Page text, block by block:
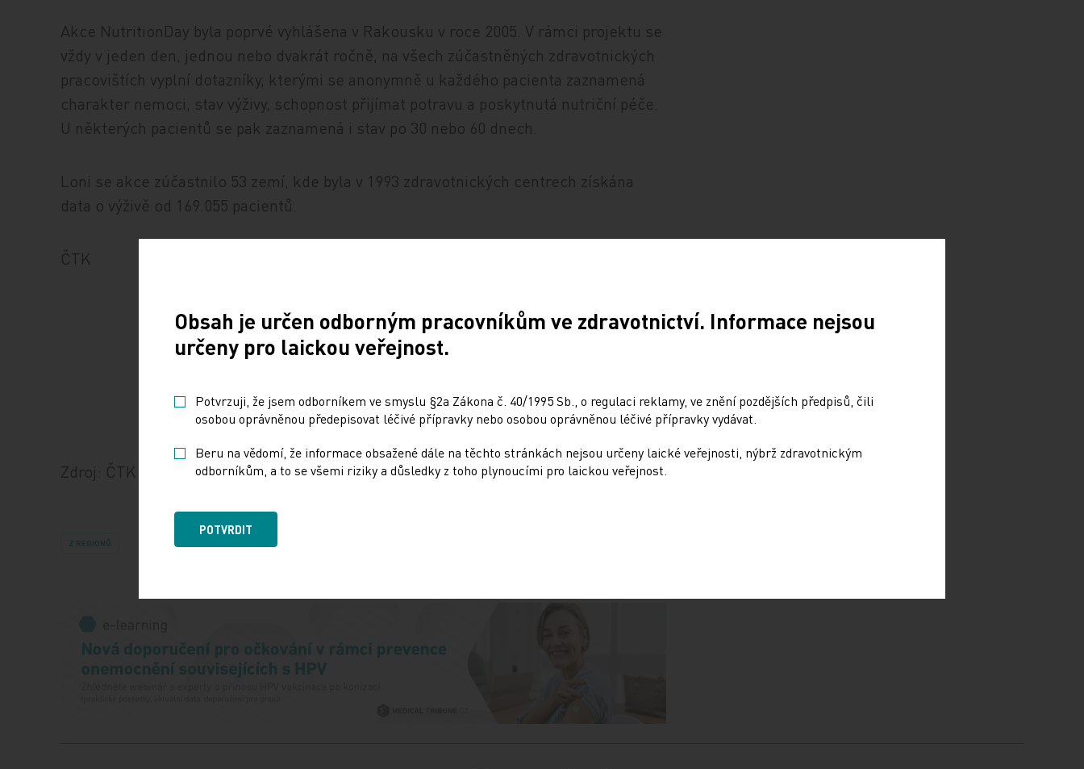
Akce NutritionDay byla poprvé vyhlášena v Rakousku v roce 2005. V rámci projektu se
vždy v jeden den, jednou nebo dvakrát ročně, na všech zúčastněných zdravotnických
pracovištích vyplní dotazníky, kterými se anonymně u každého pacienta zaznamená
charakter nemoci, stav výživy, schopnost přijímat potravu a poskytnutá nutriční péče.
U některých pacientů se pak zaznamená i stav po 30 nebo 60 dnech.
Loni se akce zúčastnilo 53 zemí, kde byla v 1993 zdravotnických centrech získána
data o výživě od 169.055 pacientů.
ČTK
Zdroj: ČTK
Z REGIONŮ
Obsah je určen odborným pracovníkům ve zdravotnictví. Informace nejsou
určeny pro laickou veřejnost.
Potvrzuji, že jsem odborníkem ve smyslu §2a Zákona č. 40/1995 Sb., o regulaci reklamy, ve znění pozdějších předpisů, čili
osobou oprávněnou předepisovat léčivé přípravky nebo osobou oprávněnou léčivé přípravky vydávat.
Beru na vědomí, že informace obsažené dále na těchto stránkách nejsou určeny laické veřejnosti, nýbrž zdravotnickým
odborníkům, a to se všemi riziky a důsledky z toho plynoucími pro laickou veřejnost.
POTVRDIT